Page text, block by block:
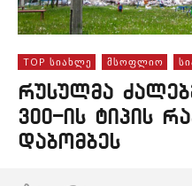
TOP ᲡᲘᲐᲮᲚᲔ ᲛᲡᲝᲤᲚᲘᲝ
რუსულმა
300-ის ტიპის
დაბომბეს